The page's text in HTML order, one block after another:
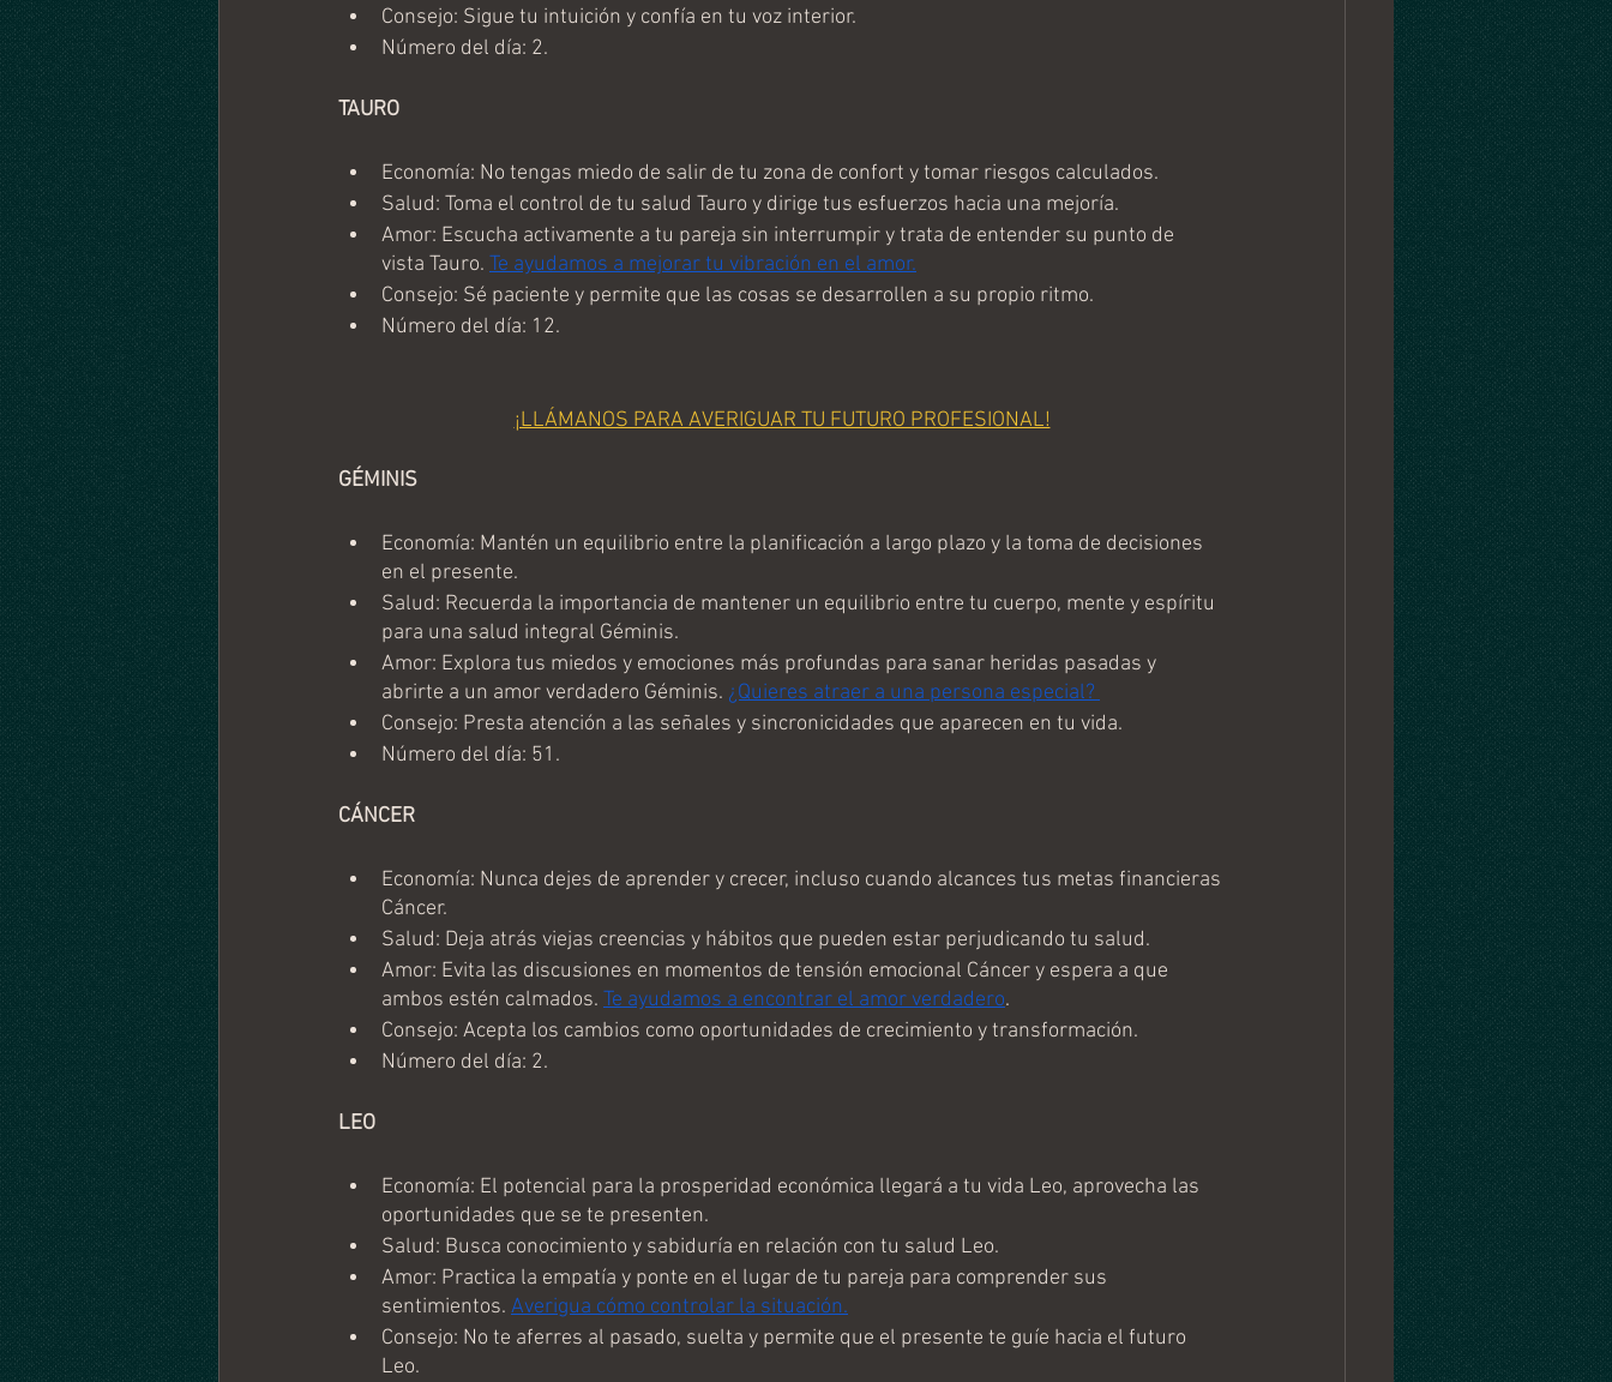
Consejo: Sigue tu intuición y confía en tu voz interior.
Número del día: 2.
TAURO
Economía: No tengas miedo de salir de tu zona de confort y tomar riesgos calculados.
Salud: Toma el control de tu salud Tauro y dirige tus esfuerzos hacia una mejoría.
Amor: Escucha activamente a tu pareja sin interrumpir y trata de entender su punto de
vista Tauro. Te ayudamos a mejorar tu vibración en el amor.
Consejo: Sé paciente y permite que las cosas se desarrollen a su propio ritmo.
Número del día: 12.
¡LLÁMANOS PARA AVERIGUAR TU FUTURO PROFESIONAL!
GÉMINIS
Economía: Mantén un equilibrio entre la planificación a largo plazo y la toma de decisiones
en el presente.
Salud: Recuerda la importancia de mantener un equilibrio entre tu cuerpo, mente y espíritu
para una salud integral Géminis.
Amor: Explora tus miedos y emociones más profundas para sanar heridas pasadas y
abrirte a un amor verdadero Géminis. ¿Quieres atraer a una persona especial?
Consejo: Presta atención a las señales y sincronicidades que aparecen en tu vida.
Número del día: 51.
CÁNCER
Economía: Nunca dejes de aprender y crecer, incluso cuando alcances tus metas financieras
Cáncer.
Salud: Deja atrás viejas creencias y hábitos que pueden estar perjudicando tu salud.
Amor: Evita las discusiones en momentos de tensión emocional Cáncer y espera a que
ambos estén calmados. Te ayudamos a encontrar el amor verdadero.
Consejo: Acepta los cambios como oportunidades de crecimiento y transformación.
Número del día: 2.
LEO
Economía: El potencial para la prosperidad económica llegará a tu vida Leo, aprovecha las
oportunidades que se te presenten.
Salud: Busca conocimiento y sabiduría en relación con tu salud Leo.
Amor: Practica la empatía y ponte en el lugar de tu pareja para comprender sus
sentimientos. Averigua cómo controlar la situación.
Consejo: No te aferres al pasado, suelta y permite que el presente te guíe hacia el futuro
Leo.